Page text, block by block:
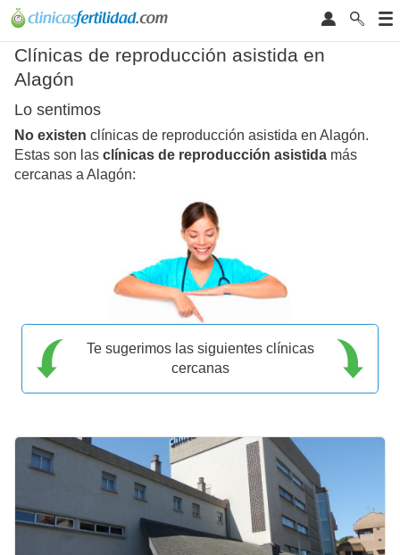
Clínicas de reproducción asistida en
Alagón
Lo sentimos
No existen clínicas de reproducción asistida en Alagón.
Estas son las clínicas de reproducción asistida más
cercanas a Alagón:
Te sugerimos las siguientes clínicas
cercanas